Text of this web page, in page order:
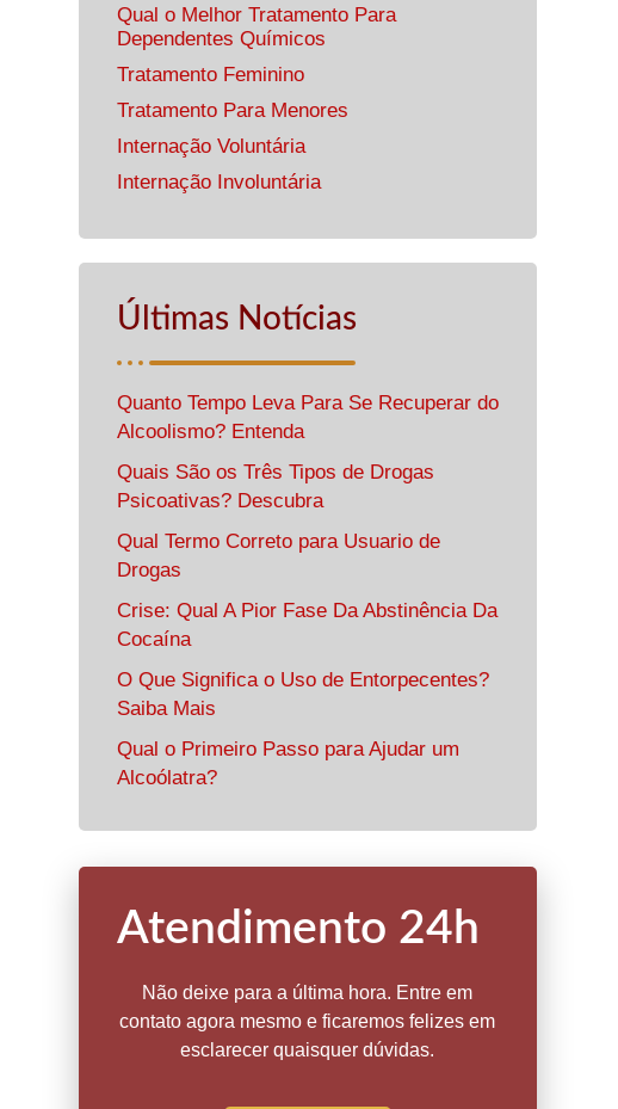
Qual o Melhor Tratamento Para
Dependentes Químicos
Tratamento Feminino
Tratamento Para Menores
Internação Voluntária
Internação Involuntária
Últimas Notícias
Quanto Tempo Leva Para Se Recuperar do
Alcoolismo? Entenda
Quais São os Três Tipos de Drogas
Psicoativas? Descubra
Qual Termo Correto para Usuario de
Drogas
Crise: Qual A Pior Fase Da Abstinência Da
Cocaína
O Que Significa o Uso de Entorpecentes?
Saiba Mais
Qual o Primeiro Passo para Ajudar um
Alcoólatra?
Atendimento 24h
Não deixe para a última hora. Entre em
contato agora mesmo e ficaremos felizes em
esclarecer quaisquer dúvidas.